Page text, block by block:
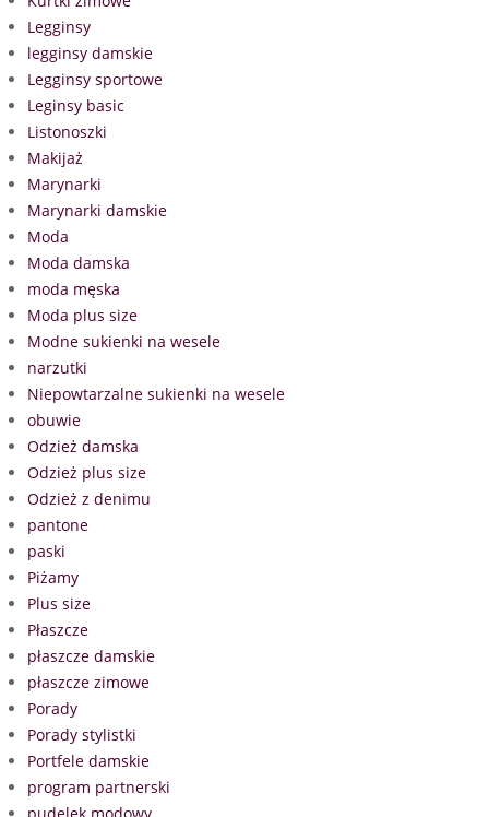
Legginsy
legginsy damskie
Legginsy sportowe
Leginsy basic
Listonoszki
Makijaż
Marynarki
Marynarki damskie
Moda
Moda damska
moda męska
Moda plus size
Modne sukienki na wesele
narzutki
Niepowtarzalne sukienki na wesele
obuwie
Odzież damska
Odzież plus size
Odzież z denimu
pantone
paski
Piżamy
Plus size
Płaszcze
płaszcze damskie
płaszcze zimowe
Porady
Porady stylistki
Portfele damskie
program partnerski
pudelek modowy